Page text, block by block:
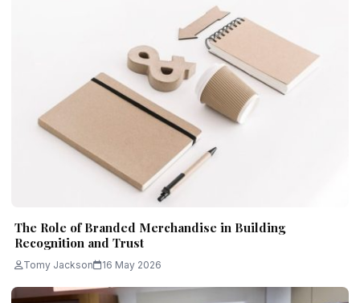
The Role of Branded Merchandise in Building
Recognition and Trust
Tomy Jackson 16 May 2026